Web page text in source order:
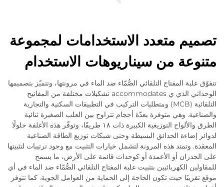
تصميم متعدد الاستخدامات لمجموعة
متنوعة من سيناريوهات الاستخدام
تتفوّق علبة المفتاح التلقائي الصُّمّاء ضد الماء في مرونتها، وتتميّز بتصميمها
الوحداتي الذي ي accommodates تشكيلات مختلفة من المفاتيح
التلقائية (MCB) ومتطلبات التركيب في التطبيقات السكنية والتجارية
والصناعية. وهي متوفرة بعدّة أحجام تتراوح بين العلب الصغيرة ثنائية
الطرق والألواح التوزيعية الكبيرة ذات ١٨ طريقًا، وتوفّر هذه الأغلفة حلولًا
لدوائر إضاءة الحدائق البسيطة وحتى شبكات توزيع الطاقة الصناعية
المعقدة. وتمتد هذه المرونة لتشمل خيارات التثبيت مع وجود ترتيبات لتثبيتها
على الجدران أو الأعمدة أو كوحدات قائمة على الأرض، ما يسمح
للمقاولين الكهربائيين بتثبيت علبة المفتاح التلقائي الصُّمّاء ضد الماء في أي
موقع تقريبًا حيث تكون الحاجة إلى الحماية من العوامل الجوية. كما تتوفر